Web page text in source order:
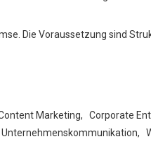
Die Voraussetzung sind
Marketing, Corporate
Unternehmenskommunikation,